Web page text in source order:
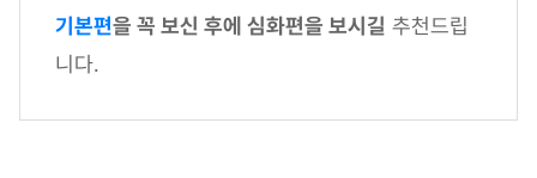
기본편을 꼭 보신 후에 심화편을 보시길 추천드립
니다.